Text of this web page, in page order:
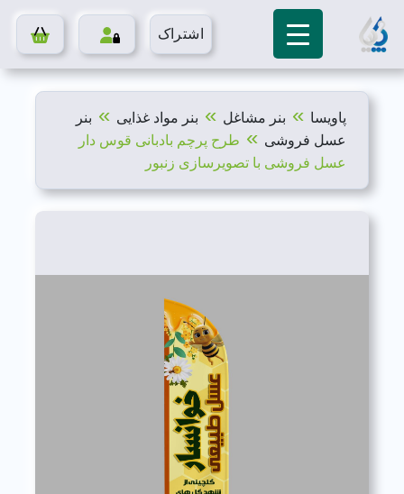
اشتراک
پاویسا » بنر مشاغل » بنر مواد غذایی » بنر
عسل فروشی » طرح پرچم بادبانی قوس دار
عسل فروشی با تصویرسازی زنبور